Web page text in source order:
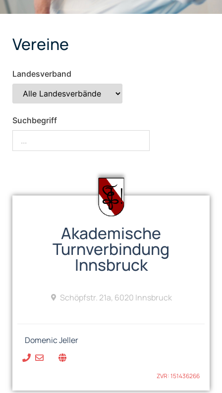
Vereine
Landesverband
Suchbegriff
Akademische
Turnverbindung
Innsbruck
Schöpfstr. 21a, 6020 Innsbruck
Domenic Jeller
ZVR: 151436266